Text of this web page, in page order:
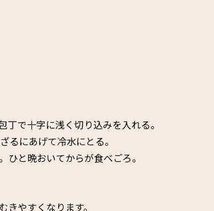
丁で十字に浅く切り込みを入れる。
るにあげて冷水にとる。
ひと晩おいてからが食べごろ。
きやすくなります。